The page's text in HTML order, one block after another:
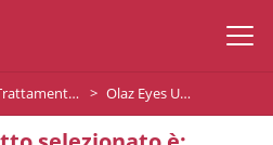
viso Olaz Eyes Ultimate Crema Contorno Occhi Tutto in 1